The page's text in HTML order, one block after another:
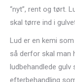
“nyt”, rent og tørt.
skal tørre ind i
Lud er en kemi
så derfor skal man
ludbehandlede
efterbehandling